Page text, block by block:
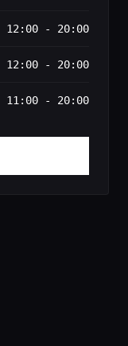
12:00 - 20:00
12:00 - 20:00
11:00 - 20:00